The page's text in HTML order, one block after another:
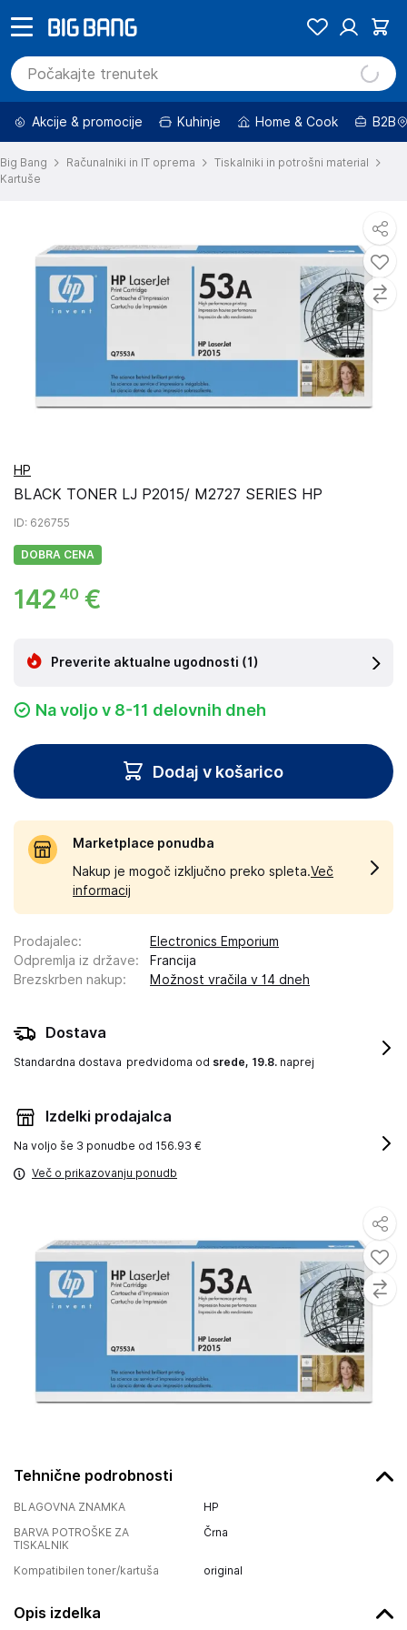
Akcije & promocije Kuhinje Home & Cook B2B
Big Bang Računalniki in IT oprema
Tiskalniki in potrošni material
Kartuše
Tehnične podrobnosti
BLAGOVNA ZNAMKA
HP
BARVA POTROŠKE ZA
TISKALNIK
Črna
Kompatibilen toner/kartuša original
Opis izdelka
HP
BLACK TONER LJ P2015/ M2727 SERIES HP
ID: 626755
DOBRA CENA
142 40 €
Preverite aktualne ugodnosti (1)
Na voljo v 8-11 delovnih dneh
Dodaj v košarico
Marketplace ponudba
Nakup je mogoč izključno preko spleta.Več
informacij
Prodajalec:
Electronics Emporium
Odpremlja iz države:
Francija
Brezskrben nakup: Možnost vračila v 14 dneh
Dostava
Standardna dostava predvidoma od srede, 19.8. naprej
Izdelki prodajalca
Na voljo še 3 ponudbe od 156.93 €
Več o prikazovanju ponudb